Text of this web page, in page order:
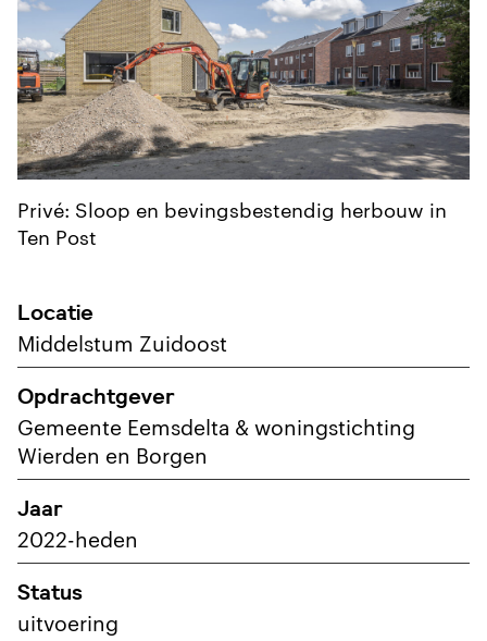
Privé: Sloop en bevingsbestendig herbouw in
Ten Post
Locatie
Middelstum Zuidoost
Opdrachtgever
Gemeente Eemsdelta & woningstichting
Wierden en Borgen
Jaar
2022-heden
Status
uitvoering